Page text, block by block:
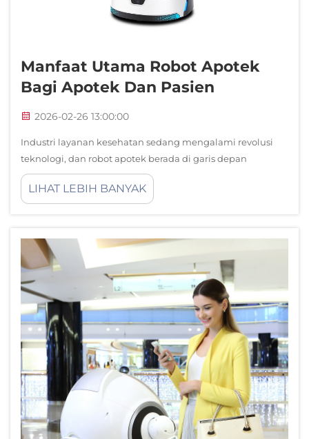
Manfaat Utama Robot Apotek
Bagi Apotek Dan Pasien
2026-02-26 13:00:00
Industri layanan kesehatan sedang mengalami revolusi
teknologi, dan robot apotek berada di garis depan
transformasi ini. Sistem otomatis canggih ini merevolusi
cara kerja apotek, memberikan akurasi yang belum
LIHAT LEBIH BANYAK